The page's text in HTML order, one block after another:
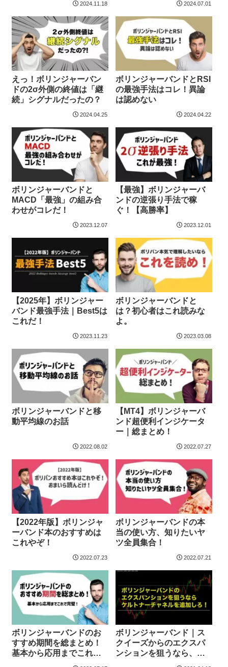
2024.11.18 2024.07.01
えっ！ボリンジャーバン
ドの2σ外側の終値は「継
続」シグナルだったの？
2024.04.25
ボリンジャーバンドとRSI
の最強手法はコレ！異論
は認めない
2024.04.22
ボリンジャーバンドと
MACD「最強」の組み合
わせがコレだ！
2023.12.07
【最強】ボリンジャーバ
ンドの逆張り手法で稼
ぐ！【高勝率】
2023.12.01
【2025年】ボリンジャー
バンド最強手法｜Best5は
これだ！
2023.11.23
ボリンジャーバンドと
は？初心者はこれ読みな
よ。
2023.03.08
ボリンジャーバンドと移
動平均線のお話
2022.08.02
【MT4】ボリンジャーバ
ンド超便利インジケータ
ー｜総まとめ！
2022.07.27
【2022年版】ボリンジャ
ーバンド本のおすすめは
これやぞ！
2022.07.23
ボリンジャーバンドの本
当の使い方、知りたいヤ
ツ全員集合！
2022.07.21
ボリンジャーバンドのお
すすめ期間を総まとめ！
基本から応用までこれで
ボリンジャーバンド｜ス
クイーズからのエクスパ
ンションを狙うなら、ケ